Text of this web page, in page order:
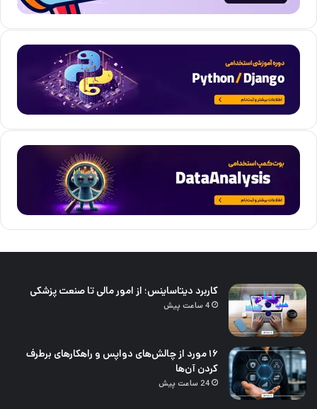
کاربرد دیتاساینس؛ از امور مالی تا صنعت پزشکی
4 ساعت پیش
۱۶ مورد از چالش‌های دواپس و راهکارهای برطرف
کردن آن‌ها
24 ساعت پیش